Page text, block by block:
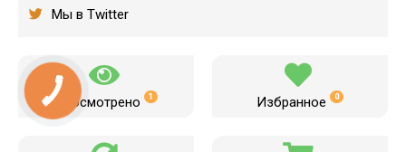
Мы в Twitter
Просмотрено 1 Избранное 0